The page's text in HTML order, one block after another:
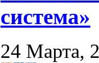
система»
24 Марта,